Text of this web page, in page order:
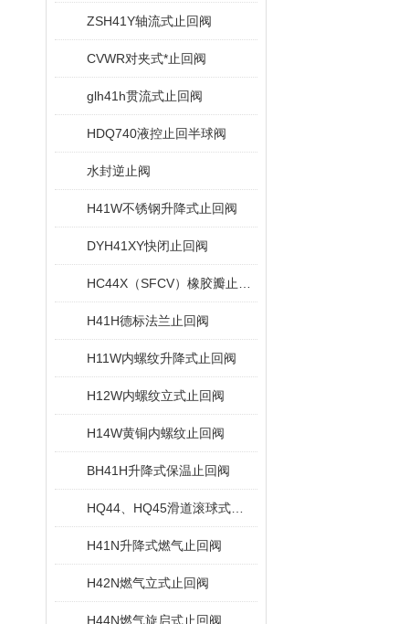
ZSH41Y轴流式止回阀
CVWR对夹式*止回阀
glh41h贯流式止回阀
HDQ740液控止回半球阀
水封逆止阀
H41W不锈钢升降式止回阀
DYH41XY快闭止回阀
H41H德标法兰止回阀
H11W内螺纹升降式止回阀
H12W内螺纹立式止回阀
H14W黄铜内螺纹止回阀
BH41H升降式保温止回阀
H41N升降式燃气止回阀
H42N燃气立式止回阀
H44N燃气旋启式止回阀